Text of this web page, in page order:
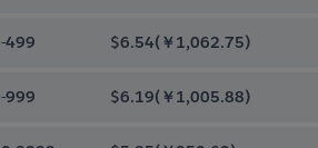
499 $6.54(￥1,062.75)
999 $6.19(￥1,005.88)